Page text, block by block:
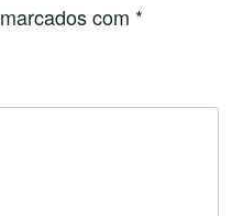
com *